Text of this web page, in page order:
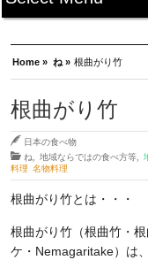
Home » ね » 根曲がり竹
根曲がり竹
日本の食べ物
ね
地域ならではの食べ方等
料理 名物料理
根曲がり竹とは・・・
根曲がり竹（根曲竹・
ケ・Nemagaritake）は、